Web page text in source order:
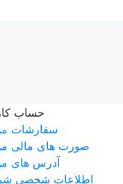
حساب
سفارشات
صورت های مالی
آدرس های
اطلاعات شخصی